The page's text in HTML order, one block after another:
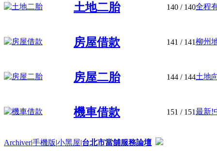
土地二胎 140 / 140全程
房屋借款 141 / 141柳州
房屋二胎 144 / 144土地
機車借款 151 / 151最新!
Archiver|手機版|小黑屋|台北市當舖服務論壇